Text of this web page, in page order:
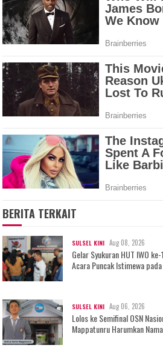
BERITA TERKAIT
SULSEL KINI Aug 08, 2026
Gelar Syukuran HUT IWO
Acara Puncak Istimewa
SULSEL KINI Aug 06, 2026
Lolos ke Semifinal OSN
Mappatunru Harumkan